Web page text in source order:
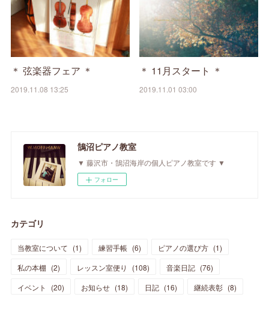
＊ 弦楽器フェア ＊
2019.11.08 13:25
＊ 11月スタート ＊
2019.11.01 03:00
鵠沼ピアノ教室
▼ 藤沢市・鵠沼海岸の個人ピアノ教室です ▼
フォロー
カテゴリ
当教室について (1) 練習手帳 (6) ピアノの選び方 (1)
私の本棚 (2) レッスン室便り (108) 音楽日記 (76)
イベント
(20) お知らせ (18) 日記 (16) 継続表彰 (8)